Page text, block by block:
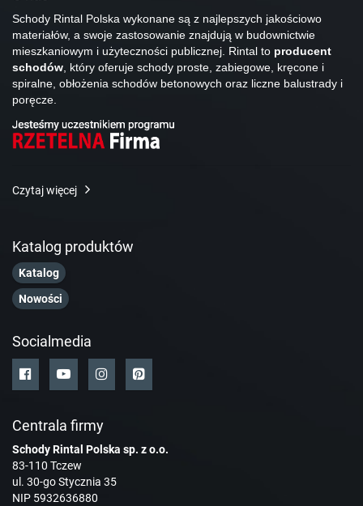
Schody Rintal Polska wykonane są z najlepszych jakościowo
materiałów, a swoje zastosowanie znajdują w budownictwie
mieszkaniowym i użyteczności publicznej. Rintal to producent
schodów, który oferuje schody proste, zabiegowe, kręcone i
spiralne, obłożenia schodów betonowych oraz liczne balustrady i
poręcze.
Czytaj więcej
Katalog produktów
Katalog
Nowości
Socialmedia
Centrala firmy
Schody Rintal Polska sp. z o.o.
83-110 Tczew
ul. 30-go Stycznia 35
NIP 5932636880